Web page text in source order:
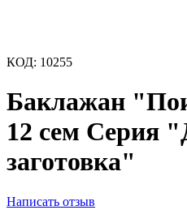
КОД: 10255
Баклажан
12 сем Серия
заготовка"
Написать отзыв